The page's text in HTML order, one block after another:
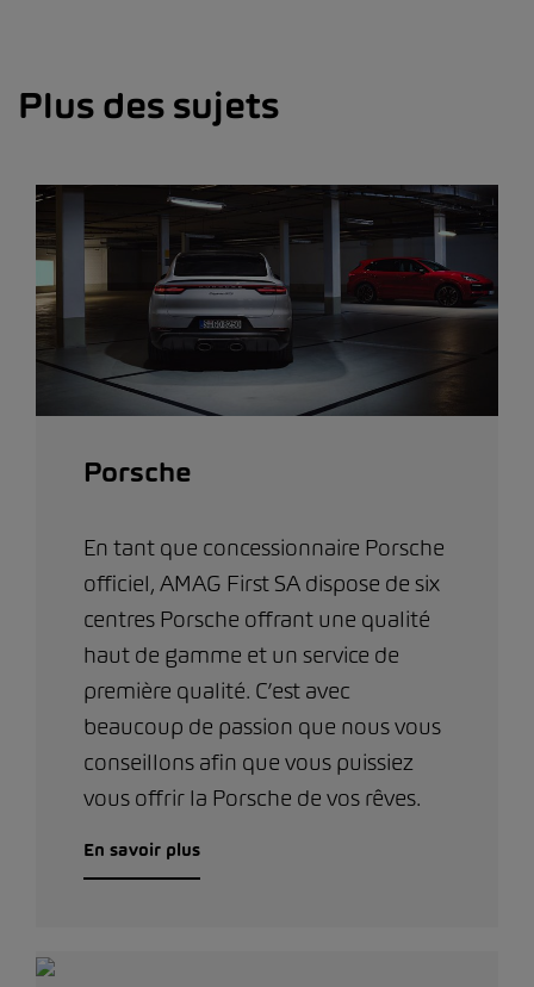
Plus des sujets
Porsche
En tant que concessionnaire Porsche
officiel, AMAG First SA dispose de six
centres Porsche offrant une qualité
haut de gamme et un service de
première qualité. C’est avec
beaucoup de passion que nous vous
conseillons afin que vous puissiez
vous offrir la Porsche de vos rêves.
En savoir plus